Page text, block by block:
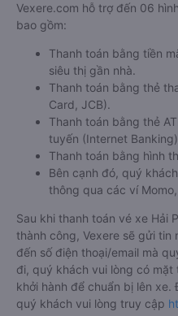
Vexere.com hỗ trợ đến 06
bao gồm:
Thanh toán bằng tiền
siêu thị gần nhà.
Thanh toán bằng thẻ
Card, JCB).
Thanh toán bằng thẻ
tuyến (Internet
Thanh toán bằng hình
Bên cạnh đó, quý
thông qua các ví
Sau khi thanh toán vé xe Hải
thành công, Vexere sẽ gửi tin
đến số điện thoại/email mà
đi, quý khách vui lòng có
khởi hành để chuẩn bị lên
quý khách vui lòng truy cập